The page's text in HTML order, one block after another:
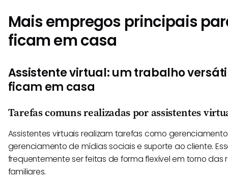
Mais empregos principais
ficam em casa
Assistente virtual: um trabalho
ficam em casa
Tarefas comuns realizadas por assistentes
Assistentes virtuais realizam tarefas como
gerenciamento de mídias sociais e suporte ao cliente.
frequentemente ser feitas de forma flexível em torno das
familiares.